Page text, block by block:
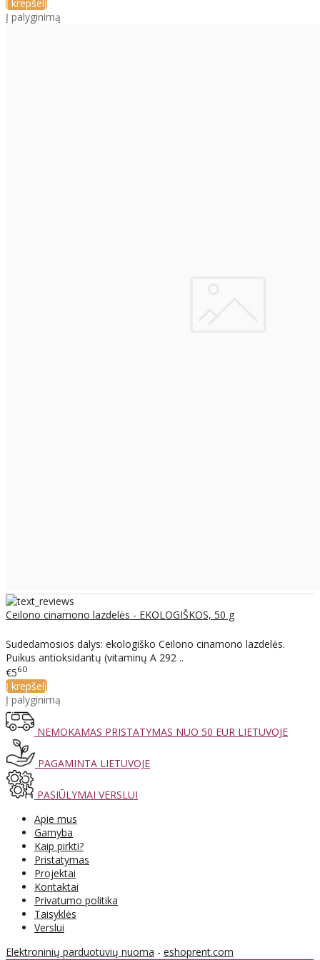
Į krepšelį
Į palyginimą
Ceilono cinamono lazdelės - EKOLOGIŠKOS, 50 g
Sudedamosios dalys: ekologiško Ceilono cinamono lazdelės.
Puikus antioksidantų (vitaminų A 292 ..
€560
Į krepšelį
Į palyginimą
NEMOKAMAS PRISTATYMAS NUO 50 EUR LIETUVOJE
PAGAMINTA LIETUVOJE
PASIŪLYMAI VERSLUI
Apie mus
Gamyba
Kaip pirkti?
Pristatymas
Projektai
Kontaktai
Privatumo politika
Taisyklės
Verslui
Elektroninių parduotuvių nuoma - eshoprent.com